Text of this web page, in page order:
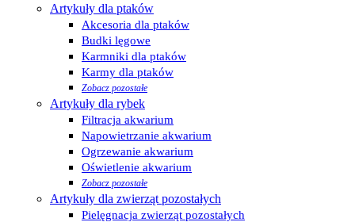
Artykuły dla ptaków
Akcesoria dla ptaków
Budki lęgowe
Karmniki dla ptaków
Karmy dla ptaków
Zobacz pozostałe
Artykuły dla rybek
Filtracja akwarium
Napowietrzanie akwarium
Ogrzewanie akwarium
Oświetlenie akwarium
Zobacz pozostałe
Artykuły dla zwierząt pozostałych
Pielęgnacja zwierząt pozostałych